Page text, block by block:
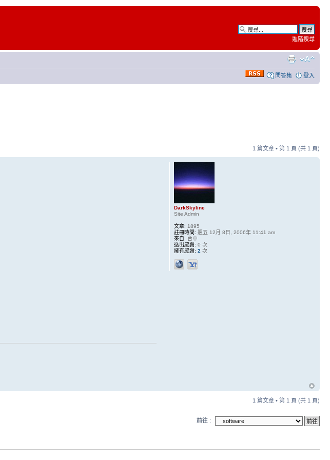
進階搜尋
問答集 登入
1 篇文章 • 第 1 頁 (共 1 頁)
DarkSkyline
Site Admin
文章: 1895
註冊時間: 週五 12月 8日, 2006年 11:41 am
來自: 台中
送出感謝: 0 次
擁有感謝: 2 次
1 篇文章 • 第 1 頁 (共 1 頁)
前往 :